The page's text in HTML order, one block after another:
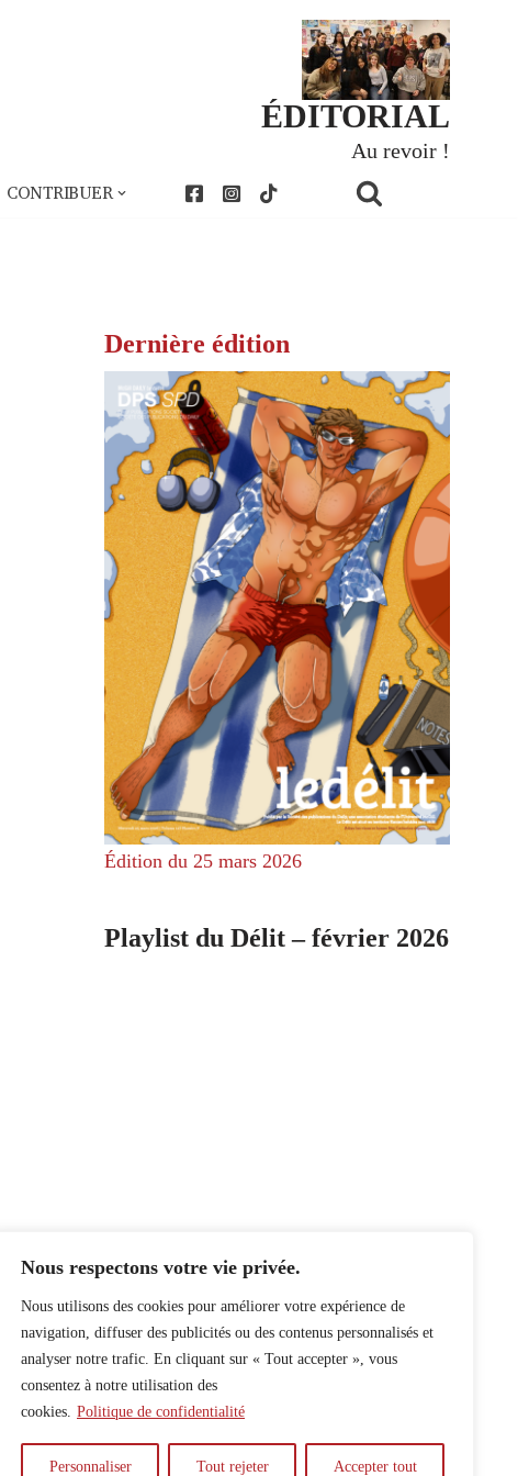
Nous respectons votre vie privée.
Nous utilisons des cookies pour améliorer votre expérience de
navigation, diffuser des publicités ou des contenus personnalisés et
analyser notre trafic. En cliquant sur « Tout accepter », vous
consentez à notre utilisation des
cookies. Politique de confidentialité
Personnaliser Tout rejeter Accepter tout
ÉDITORIAL
Au revoir !
CONTRIBUER
Dernière édition
Édition du 25 mars 2026
Playlist du Délit – février 2026